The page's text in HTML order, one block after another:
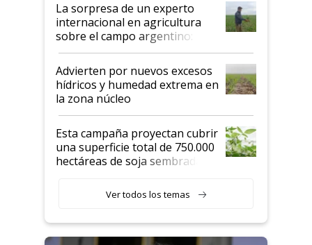
La sorpresa de un experto
internacional en agricultura
sobre el campo argentino:
"Estoy muy impresionado"
Advierten por nuevos excesos
hídricos y humedad extrema en
la zona núcleo
Esta campaña proyectan cubrir
una superficie total de 750.000
hectáreas de soja sembradas
variedades que marcan un
salto tecnológico en genética y
Ver todos los temas